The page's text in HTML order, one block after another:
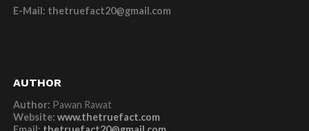
E-Mail: thetruefact20@gmail.com
AUTHOR
Author: Pawan Rawat
Website: www.thetruefact.com